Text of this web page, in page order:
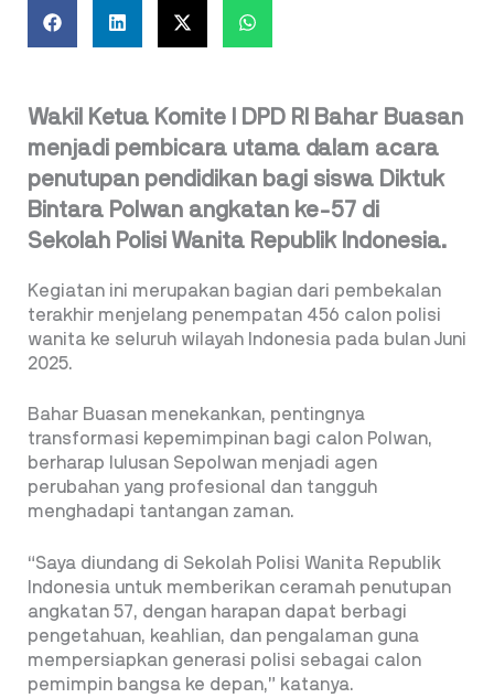
Wakil Ketua Komite I DPD RI Bahar Buasan
menjadi pembicara utama dalam acara
penutupan pendidikan bagi siswa Diktuk
Bintara Polwan angkatan ke-57 di
Sekolah Polisi Wanita Republik Indonesia.
Kegiatan ini merupakan bagian dari pembekalan
terakhir menjelang penempatan 456 calon polisi
wanita ke seluruh wilayah Indonesia pada bulan Juni
2025.
Bahar Buasan menekankan, pentingnya
transformasi kepemimpinan bagi calon Polwan,
berharap lulusan Sepolwan menjadi agen
perubahan yang profesional dan tangguh
menghadapi tantangan zaman.
“Saya diundang di Sekolah Polisi Wanita Republik
Indonesia untuk memberikan ceramah penutupan
angkatan 57, dengan harapan dapat berbagi
pengetahuan, keahlian, dan pengalaman guna
mempersiapkan generasi polisi sebagai calon
pemimpin bangsa ke depan,” katanya.